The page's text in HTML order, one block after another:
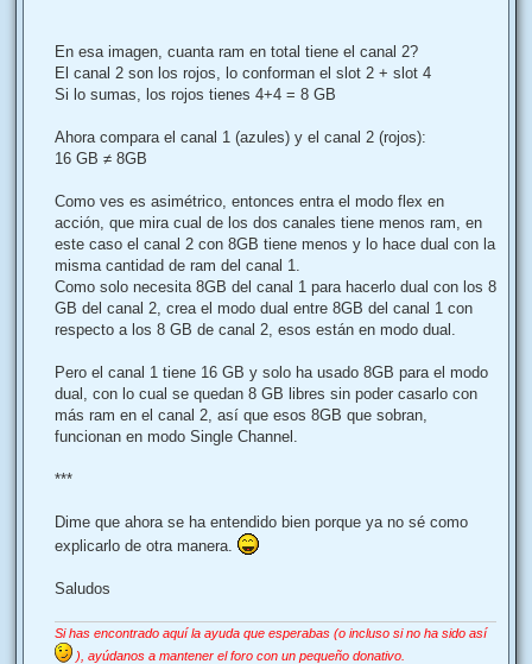
En esa imagen, cuanta ram en total tiene el canal 2?
El canal 2 son los rojos, lo conforman el slot 2 + slot 4
Si lo sumas, los rojos tienes 4+4 = 8 GB
Ahora compara el canal 1 (azules) y el canal 2 (rojos):
16 GB ≠ 8GB
Como ves es asimétrico, entonces entra el modo flex en
acción, que mira cual de los dos canales tiene menos ram, en
este caso el canal 2 con 8GB tiene menos y lo hace dual con la
misma cantidad de ram del canal 1.
Como solo necesita 8GB del canal 1 para hacerlo dual con los 8
GB del canal 2, crea el modo dual entre 8GB del canal 1 con
respecto a los 8 GB de canal 2, esos están en modo dual.
Pero el canal 1 tiene 16 GB y solo ha usado 8GB para el modo
dual, con lo cual se quedan 8 GB libres sin poder casarlo con
más ram en el canal 2, así que esos 8GB que sobran,
funcionan en modo Single Channel.
***
Dime que ahora se ha entendido bien porque ya no sé como
explicarlo de otra manera.
Saludos
Si has encontrado aquí la ayuda que esperabas (o incluso si no ha sido así
), ayúdanos a mantener el foro con un pequeño donativo.